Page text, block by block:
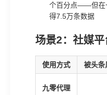
个百分点——但在
得7.5万条数据
场景2：社媒
使用方式 被头条
九零代理